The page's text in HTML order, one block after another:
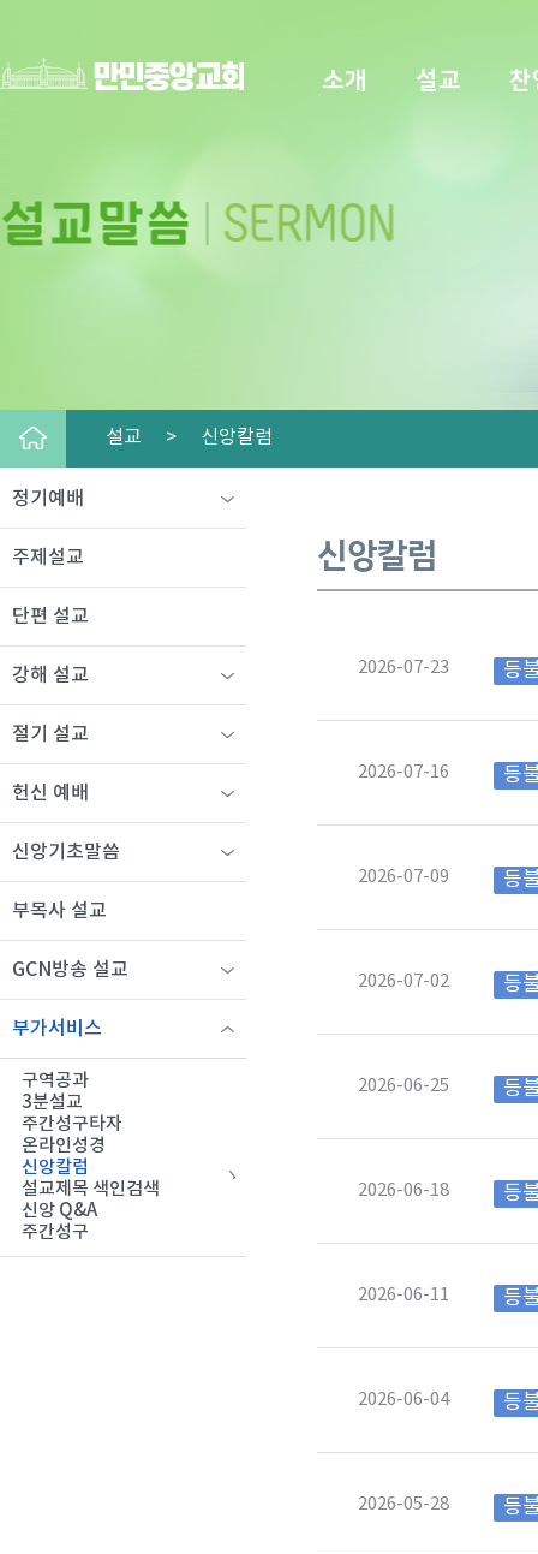
소개 설교 찬
설교 > 신앙칼럼
신앙칼럼
2026-07-23 등
2026-07-16 등
2026-07-09 등
2026-07-02 등
2026-06-25 등
2026-06-18 등
2026-06-11 등
2026-06-04 등
2026-05-28 등
정기예배
주제설교
단편 설교
강해 설교
절기 설교
헌신 예배
신앙기초말씀
부목사 설교
GCN방송 설교
부가서비스
구역공과
3분설교
주간성구타자
온라인성경
신앙칼럼
설교제목 색인검색
신앙 Q&A
주간성구